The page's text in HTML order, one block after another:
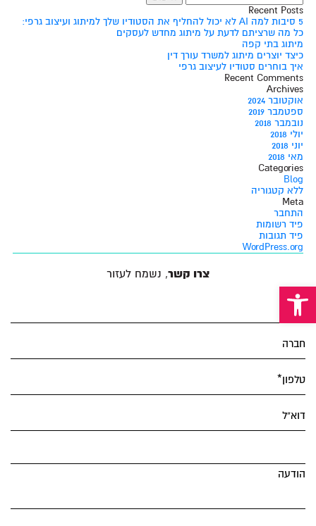
פתח סרגל נגישות
Recent Posts
5 סיבות למה AI לא יכול להחליף את הסטודיו שלך למיתוג ועיצוב גרפי:
כל מה שרציתם לדעת על מיתוג מחדש לעסקים
מיתוג בתי קפה
כיצד יוצרים מיתוג למשרד עורך דין
איך בוחרים סטודיו לעיצוב גרפי
Recent Comments
Archives
אוקטובר 2024
ספטמבר 2019
נובמבר 2018
יולי 2018
יוני 2018
מאי 2018
Categories
Blog
ללא קטגוריה
Meta
התחבר
פיד רשומות
פיד תגובות
WordPress.org
צרו קשר, נשמח לעזור
שם*
חברה
טלפון*
דוא”ל
הודעה